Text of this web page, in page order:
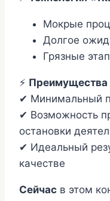
Мокрые
Долгое
Грязные
⚡ Преимущества
✔ Минимальный
✔ Возможность
остановки
✔ Идеальный
качестве
Сейчас в этом